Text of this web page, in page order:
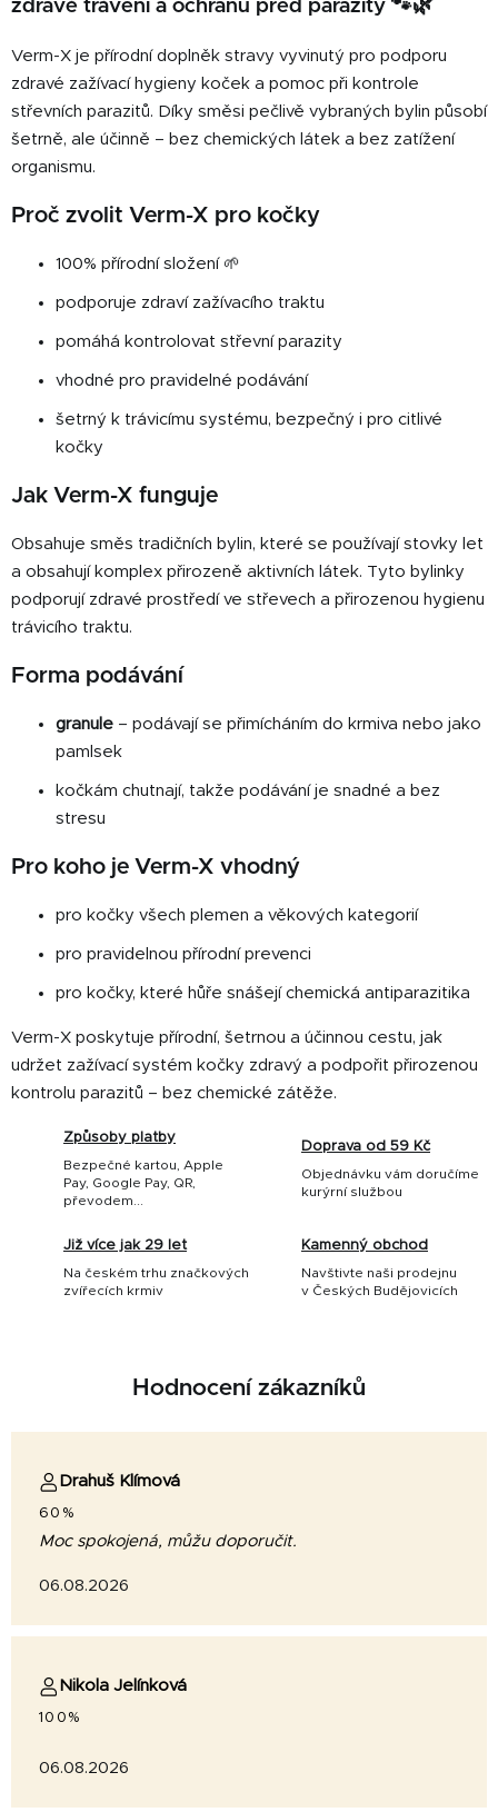
d
í
p
r
y
i
s
zdravé trávení a ochranu před parazity 🐾🌿
Verm-X je přírodní doplněk stravy vyvinutý pro podporu
zdravé zažívací hygieny koček a pomoc při kontrole
střevních parazitů. Díky směsi pečlivě vybraných bylin působí
šetrně, ale účinně – bez chemických látek a bez zatížení
organismu.
Proč zvolit Verm-X pro kočky
100% přírodní složení 🌱
podporuje zdraví zažívacího traktu
pomáhá kontrolovat střevní parazity
vhodné pro pravidelné podávání
šetrný k trávicímu systému, bezpečný i pro citlivé
kočky
Jak Verm-X funguje
Obsahuje směs tradičních bylin, které se používají stovky let
a obsahují komplex přirozeně aktivních látek. Tyto bylinky
podporují zdravé prostředí ve střevech a přirozenou hygienu
trávicího traktu.
Forma podávání
granule – podávají se přimícháním do krmiva nebo jako
pamlsek
kočkám chutnají, takže podávání je snadné a bez
stresu
Pro koho je Verm-X vhodný
pro kočky všech plemen a věkových kategorií
pro pravidelnou přírodní prevenci
pro kočky, které hůře snášejí chemická antiparazitika
Verm-X poskytuje přírodní, šetrnou a účinnou cestu, jak
udržet zažívací systém kočky zdravý a podpořit přirozenou
kontrolu parazitů – bez chemické zátěže.
Způsoby platby
Bezpečné kartou, Apple
Pay, Google Pay, QR,
převodem...
Doprava od 59 Kč
Objednávku vám doručíme
kurýrní službou
Již více jak 29 let
Na českém trhu značkových
zvířecích krmiv
Kamenný obchod
Navštivte naši prodejnu
v Českých Budějovicích
Hodnocení zákazníků
Drahuš Klímová
60%
Moc spokojená, můžu doporučit.
06.08.2026
Nikola Jelínková
100%
06.08.2026